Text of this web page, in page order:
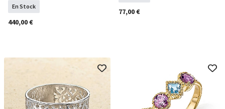
En Stock
440,00 €
77,00 €